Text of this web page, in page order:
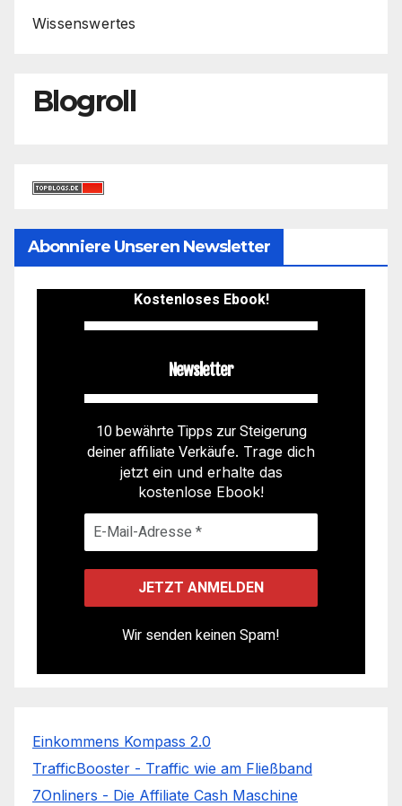
Wissenswertes
Blogroll
Abonniere Unseren Newsletter
Kostenloses Ebook!
Newsletter
10 bewährte Tipps zur Steigerung
deiner affiliate Verkäufe. Trage dich
jetzt ein und erhalte das
kostenlose Ebook!
Wir senden keinen Spam!
Einkommens Kompass 2.0
TrafficBooster - Traffic wie am Fließband
7Onliners - Die Affiliate Cash Maschine